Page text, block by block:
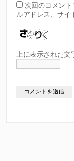
次回のコメン
ルアドレス、サイ
上に表示された文